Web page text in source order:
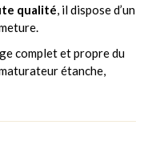
qualité, il dispose d’un
complet et propre du
étanche,